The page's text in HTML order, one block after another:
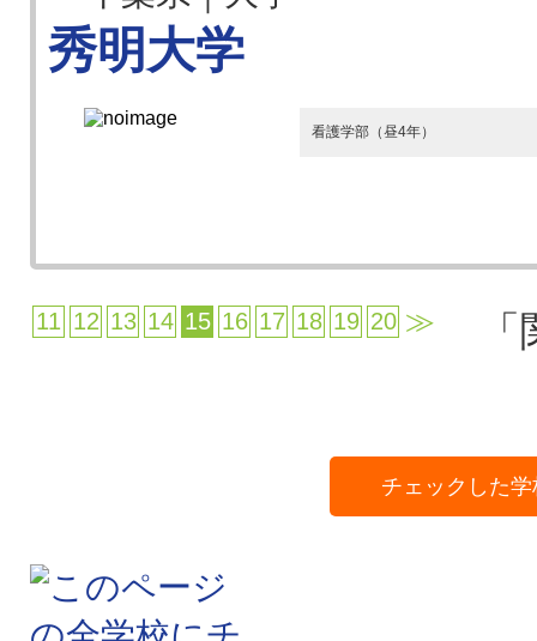
秀明大学
看護学部（昼4年）
11 12 13 14 15 16 17 18 19 20 ≫
チェックした